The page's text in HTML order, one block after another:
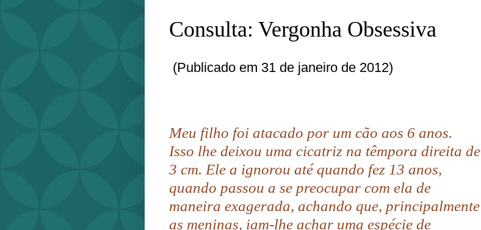
Consulta: Vergonha Obsessiva
(Publicado em 31 de janeiro de 2012)
Meu filho foi atacado por um cão aos 6 anos.
Isso lhe deixou uma cicatriz na têmpora direita de
3 cm. Ele a ignorou até quando fez 13 anos,
quando passou a se preocupar com ela de
maneira exagerada, achando que, principalmente
as meninas, iam-lhe achar uma espécie de